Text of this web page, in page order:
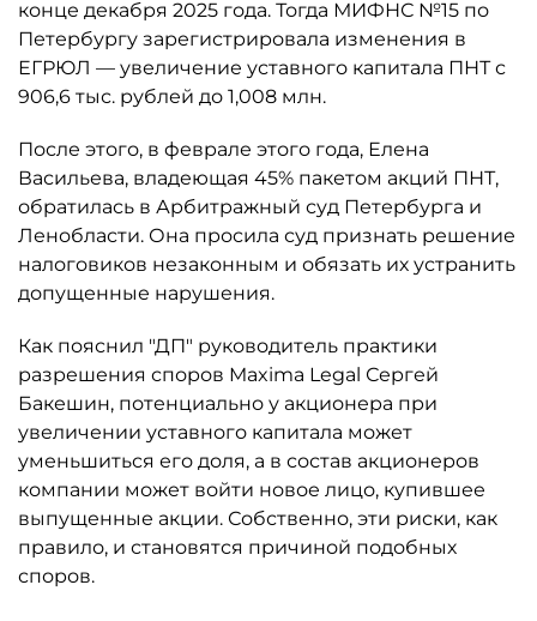
конце декабря 2025 года. Тогда МИФНС №15 по
Петербургу зарегистрировала изменения в
ЕГРЮЛ — увеличение уставного капитала ПНТ с
906,6 тыс. рублей до 1,008 млн.
После этого, в феврале этого года, Елена
Васильева, владеющая 45% пакетом акций ПНТ,
обратилась в Арбитражный суд Петербурга и
Ленобласти. Она просила суд признать решение
налоговиков незаконным и обязать их устранить
допущенные нарушения.
Как пояснил "ДП" руководитель практики
разрешения споров Maxima Legal Сергей
Бакешин, потенциально у акционера при
увеличении уставного капитала может
уменьшиться его доля, а в состав акционеров
компании может войти новое лицо, купившее
выпущенные акции. Собственно, эти риски, как
правило, и становятся причиной подобных
споров.